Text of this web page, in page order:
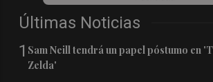
Últimas Noticias
1 Sam Neill tendrá un papel póstumo en
Zelda'